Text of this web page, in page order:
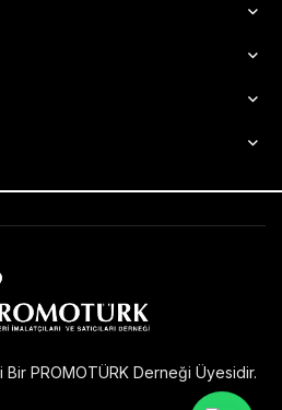
PROMOTÜRK Derneği Üyesidir.